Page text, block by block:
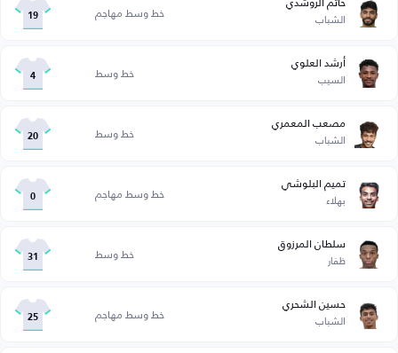
الشباب خط وسط مهاجم 19
أرشد العلوي
السيب خط وسط 4
مصعب المعمري
الشباب خط وسط 20
تميم البلوشي
بهلاء خط وسط مهاجم 0
سلطان المرزوق
ظفار خط وسط 31
حسين الشحري
الشباب خط وسط مهاجم 25